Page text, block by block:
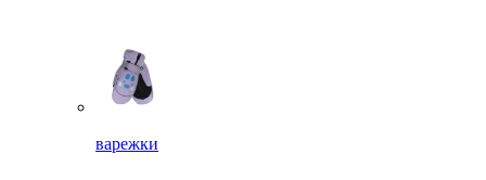
варежки